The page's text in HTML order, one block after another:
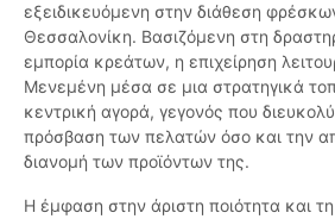
εξειδικευόμενη στην διάθεση
Θεσσαλονίκη. Βασιζόμενη στη
εμπορία κρεάτων, η επιχείρηση
Μενεμένη μέσα σε μια στρατηγικά
κεντρική αγορά, γεγονός που
πρόσβαση των πελατών όσο και την
διανομή των προϊόντων της.
Η έμφαση στην άριστη ποιότητα και